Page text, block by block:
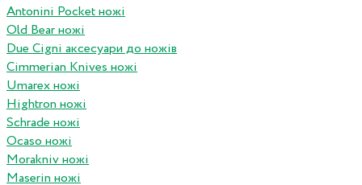
Antonini Pocket ножі
Old Bear ножі
Due Cigni аксесуари до ножів
Cimmerian Knives ножі
Umarex ножі
Hightron ножі
Schrade ножі
Ocaso ножі
Morakniv ножі
Maserin ножі